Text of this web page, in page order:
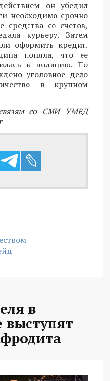
он убедил
необходимо срочно
средства со счетов,
курьеру. Затем
оформить кредит.
поняла, что ее
в полицию. По
уголовное дело
в крупном
со СМИ УМВД
в
выступят